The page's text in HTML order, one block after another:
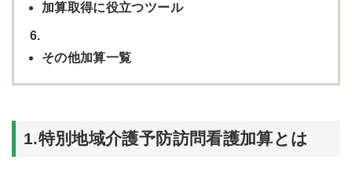
加算取得に役立つツール
6.
その他加算一覧
1.特別地域介護予防訪問看護加算とは